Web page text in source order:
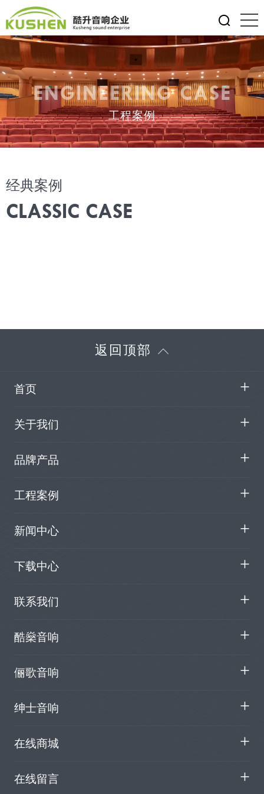
ENGINEERING CASE
工程案例
经典案例
CLASSIC CASE
返回顶部
首页
关于我们
品牌产品
工程案例
新闻中心
下载中心
联系我们
酷燊音响
俪歌音响
绅士音响
在线商城
在线留言